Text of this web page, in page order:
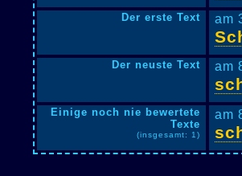
Der erste Text am
Der neuste Text am
Einige noch nie bewertete
Texte
(insgesamt: 1)
am